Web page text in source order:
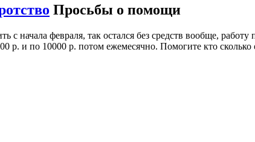
Просьбы о помощи
с начала февраля, так остался без средств вообще,
р. и по 10000 р. потом ежемесячно. Помогите кто